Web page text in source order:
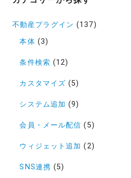
不動産プラグイン (137)
本体 (3)
条件検索 (12)
カスタマイズ (5)
システム追加 (9)
会員・メール配信 (5)
ウィジェット追加 (2)
SNS連携 (5)